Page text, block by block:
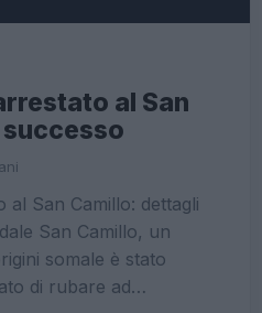
al San
al San Camillo: dettagli
San Camillo, un
somale è stato
di rubare ad…